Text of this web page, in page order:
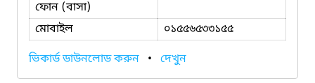
ফোন (বাসা)
মোবাইল
০১৫৫৬৫৩৩১৫৫
ভিকার্ড ডাউনলোড করুন • দেখুন